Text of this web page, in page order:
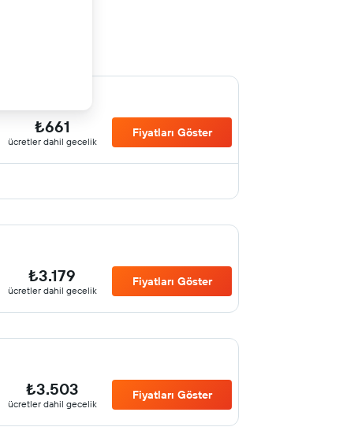
₺661
ücretler dahil gecelik
Fiyatları Göster
₺3.179
ücretler dahil gecelik
Fiyatları Göster
₺3.503
ücretler dahil gecelik
Fiyatları Göster